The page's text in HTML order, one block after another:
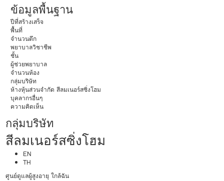
ข้อมูลพื้นฐาน
ปีที่สร้างเสร็จ
พื้นที่
จำนวนตึก
พยาบาลวิชาชีพ
ชั้น
ผู้ช่วยพยาบาล
จำนวนห้อง
กลุ่มบริษัท
ห้างหุ้นส่วนจำกัด สีลมเนอร์สซิ่งโฮม
บุคลากรอื่นๆ
ความคิดเห็น
กลุ่มบริษัท
สีลมเนอร์สซิ่งโฮม
EN
TH
ศูนย์ดูแลผู้สูงอายุ ใกล้ฉัน